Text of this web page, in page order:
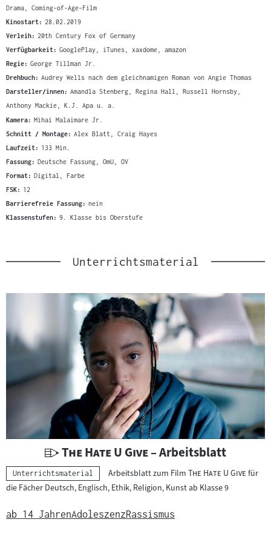
Drama, Coming-of-Age-Film
Kinostart: 28.02.2019
Verleih: 20th Century Fox of Germany
Verfügbarkeit: GooglePlay, iTunes, xaxdome, amazon
Regie: George Tillman Jr.
Drehbuch: Audrey Wells nach dem gleichnamigen Roman von Angie Thomas
Darsteller/innen: Amandla Stenberg, Regina Hall, Russell Hornsby,
Anthony Mackie, K.J. Apa u. a.
Kamera: Mihai Malaimare Jr.
Schnitt / Montage: Alex Blatt, Craig Hayes
Laufzeit: 133 Min.
Fassung: Deutsche Fassung, OmU, OV
Format: Digital, Farbe
FSK: 12
Barrierefreie Fassung: nein
Klassenstufen: 9. Klasse bis Oberstufe
Unterrichtsmaterial
U
n
t
r
"
The Hate U Give"– Arbeitsblatt
Kategorie:
Unterrichtsmaterial Arbeitsblatt zum Film "
The Hate U Give "für
die Fächer Deutsch, Englisch, Ethik, Religion, Kunst ab Klasse 9
ab 14 JahrenAdoleszenzRassismus